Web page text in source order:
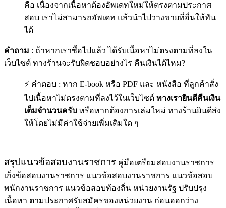
คือ เนื่องจากเนื้อหาต้องอัพเดทใหม่ให้ตรงตามประกาศ
สอบ เราไม่สามารถอัพเดท แล้วนำไปวางขายที่อื่นให้ทัน
ได้
คำถาม : ถ้าหากเราซื้อไปแล้ว ได้รับเนื้อหาไม่ตรงตามที่ลงใน
เว็บไซต์ ทางร้านจะรับผิดชอบอย่างไร คืนเงินได้ไหม?
⚡ คำตอบ : หาก E-book หรือ PDF และ หนังสือ ที่ลูกค้าสั่ง
ไปเนื้อหาไม่ตรงตามที่ลงไว้ในเว็บไซต์ ทางเรายินดีคืนเงิน
เต็มจำนวนครับ หรือหากต้องการเล่มใหม่ ทางร้านยินดีส่ง
ให้โดยไม่มีค่าใช้จ่ายเพิ่มเติมใด ๆ
สรุปแนวข้อสอบงานราชการ คู่มือเตรืยมสอบงานราชการ
เก็งข้อสอบงานราชการ แนวข้อสอบงานราชการ แนวข้อสอบ
พนักงานราชการ แนวข้อสอบท้องถิ่น หน่วยงานรัฐ ปรับปรุง
เนื้อหา ตามประกาศรับสมัครของหน่วยงาน ก่อนออกว่าง